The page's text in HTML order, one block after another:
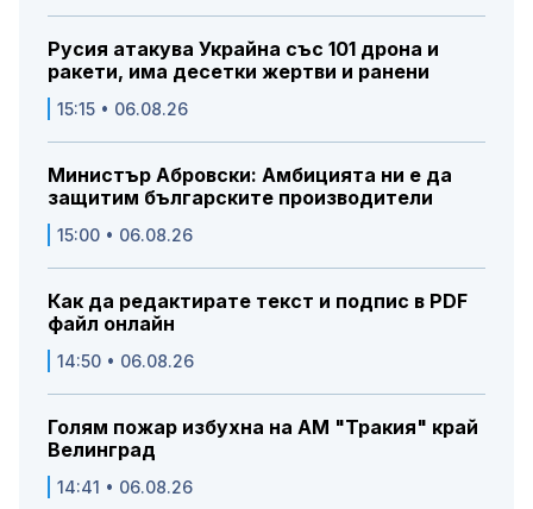
Русия атакува Украйна със 101 дрона и
ракети, има десетки жертви и ранени
15:15 • 06.08.26
Министър Абровски: Амбицията ни е да
защитим българските производители
15:00 • 06.08.26
Как да редактирате текст и подпис в PDF
файл онлайн
14:50 • 06.08.26
Голям пожар избухна на АМ "Тракия" край
Велинград
14:41 • 06.08.26